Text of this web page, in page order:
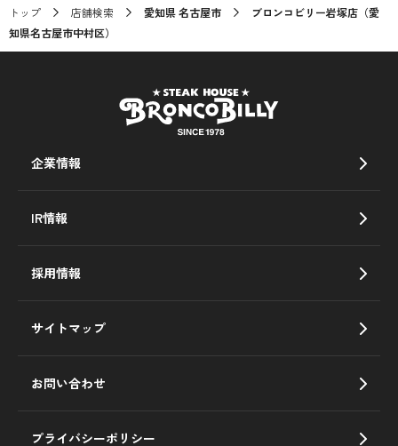
トップ 店舗検索 愛知県 名古屋市
ブロンコビリー岩塚店（愛
知県名古屋市中村区）
企業情報
IR情報
採用情報
サイトマップ
お問い合わせ
プライバシーポリシー